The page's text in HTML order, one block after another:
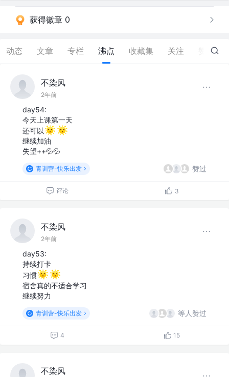
获得徽章 0
动态 文章 专栏 沸点 收藏集 关注 57
不染风
2年前
day54:
今天上课第一天
还可以
继续加油
失望++💦💦
青训营-快乐出发 赞过
评论 3
不染风
2年前
day53:
持续打卡
习惯
宿舍真的不适合学习
继续努力
青训营-快乐出发 等人赞过
4 15
不染风